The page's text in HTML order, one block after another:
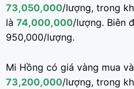
73,050,000/lượng, trong
là 74,000,000/lượng. Biên
950,000/lượng.
Mi Hồng có giá vàng mua
73,200,000/lượng, trong